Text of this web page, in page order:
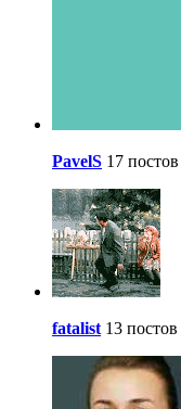
PavelS 17 постов
fatalist 13 постов